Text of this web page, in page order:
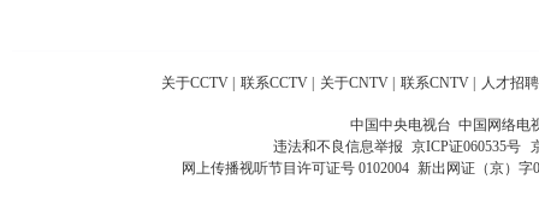
关于CCTV 联系CCTV 关于CNTV 联系CNTV 人才招聘
中国中央电视台 中国网络电
违法和不良信息举报 京ICP证060535号
网上传播视听节目许可证号 0102004 新出网证（京）